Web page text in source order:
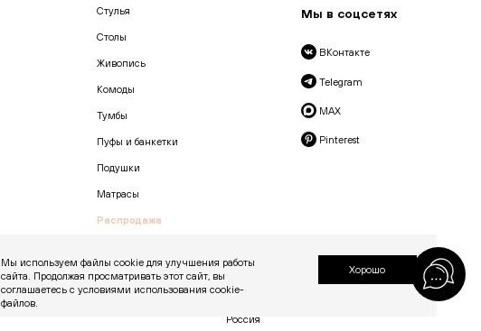
Cтулья
Столы
Живопись
Комоды
Тумбы
Пуфы и банкетки
Подушки
Матрасы
Распродажа
Мы в соцсетях
ВКонтакте
Telegram
MAX
Pinterest
проезд Новодевичий, дом 2, помещение 2/1
Россия
Мы используем файлы cookie для улучшения работы
сайта. Продолжая просматривать этот сайт, вы
соглашаетесь с условиями использования cookie-
файлов.
Хорошо